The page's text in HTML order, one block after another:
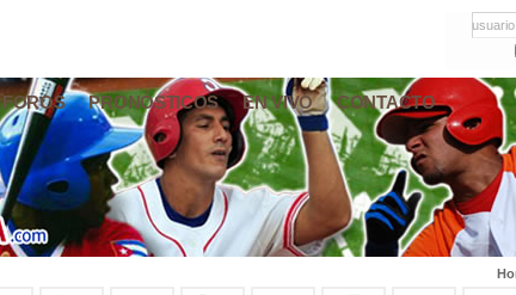
FOROS PRONÓSTICOS EN VIVO CONTACTO